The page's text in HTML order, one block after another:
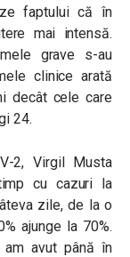
faptului că în
mai intensă.
grave s-au
clinice arată
decât cele care
24.
2, Virgil Musta
cu cazuri la
zile, de la o
ajunge la 70%.
avut până în